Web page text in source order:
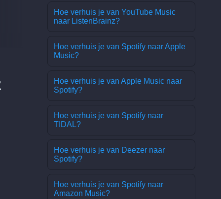
Hoe verhuis je van YouTube Music
naar ListenBrainz?
Hoe verhuis je van Spotify naar Apple
Music?
Hoe verhuis je van Apple Music naar
Spotify?
Hoe verhuis je van Spotify naar
TIDAL?
Hoe verhuis je van Deezer naar
Spotify?
Hoe verhuis je van Spotify naar
Amazon Music?